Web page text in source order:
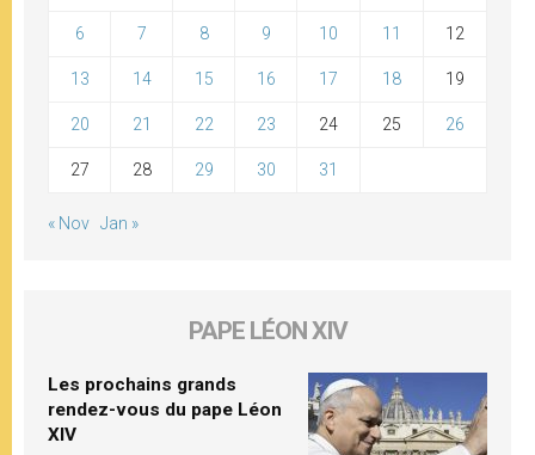
6 7 8 9 10 11 12
13 14 15 16 17 18 19
20 21 22 23 24 25 26
27 28 29 30 31
« Nov Jan »
PAPE LÉON XIV
Les prochains grands
rendez-vous du pape Léon
XIV